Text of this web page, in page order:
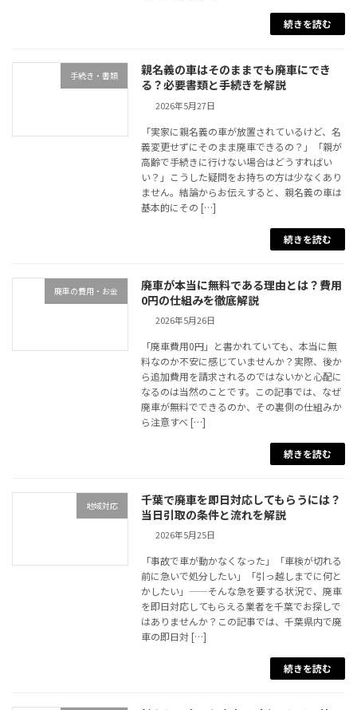
続きを読む
手続き・書類
親名義の車はそのままでも廃車にでき
る？必要書類と手続きを解説
2026年5月27日
「実家に親名義の車が放置されているけど、名
義変更せずにそのまま廃車できるの？」「親が
高齢で手続きに行けない場合はどうすればい
い？」こうした疑問をお持ちの方は少なくあり
ません。結論からお伝えすると、親名義の車は
基本的にその […]
続きを読む
廃車の費用・お金
廃車が本当に無料である理由とは？費用
0円の仕組みを徹底解説
2026年5月26日
「廃車費用0円」と書かれていても、本当に無
料なのか不安に感じていませんか？実際、後か
ら追加費用を請求されるのではないかと心配に
なるのは当然のことです。この記事では、なぜ
廃車が無料でできるのか、その裏側の仕組みか
ら注意すべ […]
続きを読む
地域対応
千葉で廃車を即日対応してもらうには？
当日引取の条件と流れを解説
2026年5月25日
「事故で車が動かなくなった」「車検が切れる
前に急いで処分したい」「引っ越しまでに何と
かしたい」——そんな急を要する状況で、廃車
を即日対応してもらえる業者を千葉でお探しで
はありませんか？この記事では、千葉県内で廃
車の即日対 […]
続きを読む